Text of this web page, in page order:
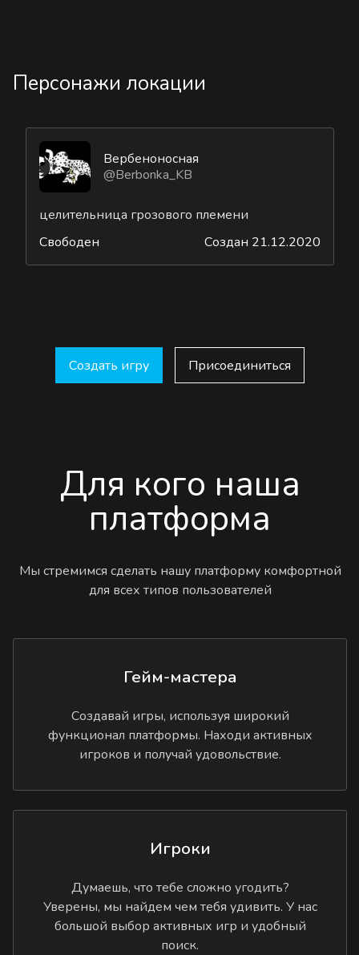
Персонажи локации
Вербеноносная
@Berbonka_KB
целительница грозового племени
Свободен
Создан 21.12.2020
Создать игру Присоединиться
Для кого наша
платформа
Мы стремимся сделать нашу платформу комфортной
для всех типов пользователей
Гейм-мастера
Создавай игры, используя широкий
функционал платформы. Находи активных
игроков и получай удовольствие.
Игроки
Думаешь, что тебе сложно угодить?
Уверены, мы найдем чем тебя удивить. У нас
большой выбор активных игр и удобный
поиск.